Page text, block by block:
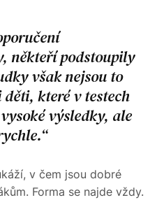
někteří podstoupily
však nejsou to
které v testech
výsledky, ale
v čem jsou dobré
Forma se najde vždy.